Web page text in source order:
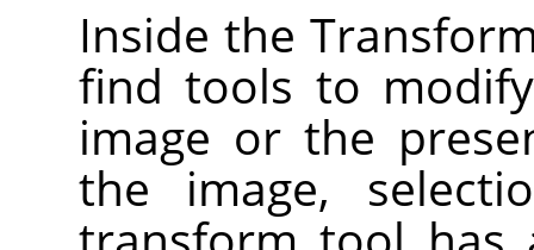
Inside the
find tools to
image or the
the image,